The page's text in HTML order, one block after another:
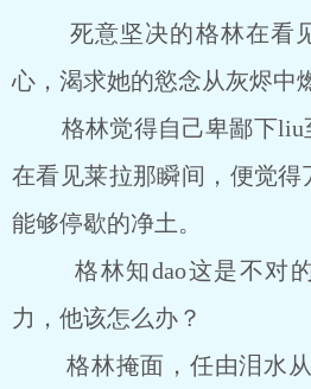
死意坚决的格林在看见
心，渴求她的慾念从灰烬中
格林觉得自己卑鄙下liu
在看见莱拉那瞬间，便觉得
能够停歇的净土。
格林知dao这是不对的
力，他该怎么办？
格林掩面，任由泪水从